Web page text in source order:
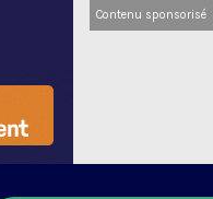
Contenu sponsorisé